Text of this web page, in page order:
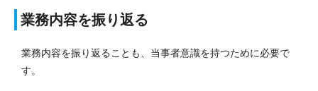
業務内容を振り返る
業務内容を振り返ることも、当事者意識を持つために必要で
す。